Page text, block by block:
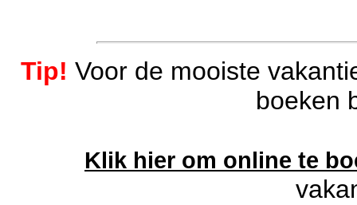
Tip! Voor de mooiste
boeken
Klik hier om online te